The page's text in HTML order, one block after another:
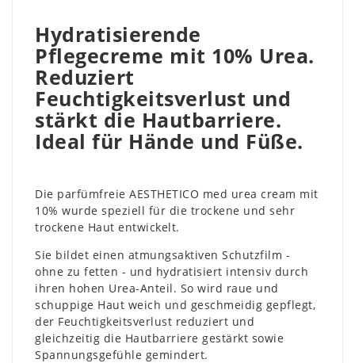
Hydratisierende
Pflegecreme mit 10% Urea.
Reduziert
Feuchtigkeitsverlust und
stärkt die Hautbarriere.
Ideal für Hände und Füße.
Die parfümfreie AESTHETICO med urea cream mit
10% wurde speziell für die trockene und sehr
trockene Haut entwickelt.
Sie bildet einen atmungsaktiven Schutzfilm -
ohne zu fetten - und hydratisiert intensiv durch
ihren hohen Urea-Anteil. So wird raue und
schuppige Haut weich und geschmeidig gepflegt,
der Feuchtigkeitsverlust reduziert und
gleichzeitig die Hautbarriere gestärkt sowie
Spannungsgefühle gemindert.